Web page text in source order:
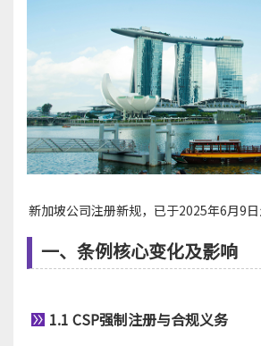
新加坡公司注册新规，已于2025年6月9
一、条例核心变化及影响
1.1 CSP强制注册与合规义务